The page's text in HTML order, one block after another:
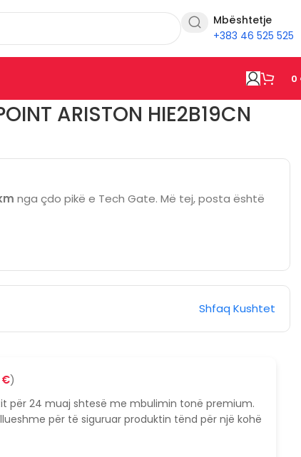
Mbështetje
+383 46 525 525
0
ARISTON HIE2B19CN
nga çdo pikë e Tech Gate. Më tej, posta është
Shfaq Kushtet
€)
për 24 muaj shtesë me mbulimin tonë premium.
për të siguruar produktin tënd për një kohë